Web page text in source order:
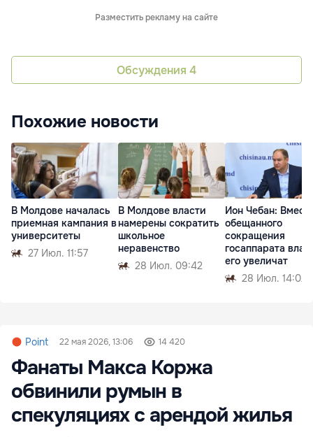
Разместить рекламу на сайте
Обсуждения 4
Похожие новости
В Молдове началась
приемная кампания в
университеты
27 Июл. 11:57
В Молдове власти
намерены сократить
школьное
неравенство
28 Июл. 09:42
Ион Чебан:
обещанного
сокращения
госаппарата
его увеличат
28 Июл. 14:02
Point 22 мая 2026, 13:06 14 420
Фанаты Макса Коржа
обвинили румын в
спекуляциях с арендой жилья